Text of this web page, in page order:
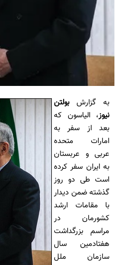
به گزارشبولتن
نیوز، الیاسون که
بعد از سفر به
امارات متحده
عربی و عربستان
به ایران سفر کرده
است طی دو روز
گذشته ضمن دیدار
با مقامات ارشد
کشورمان در
مراسم بزرگداشت
هفتادمین سال
سازمان ملل